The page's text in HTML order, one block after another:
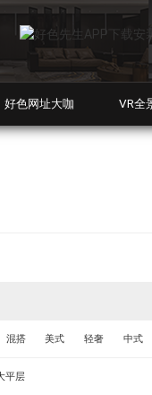
色先生
好色网址大咖 VR全
混搭 美式 轻奢 中式
平层